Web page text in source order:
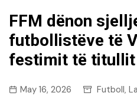
FFM dënon
futbollistëve të
festimit të titullit
May 16, 2026 Futboll,